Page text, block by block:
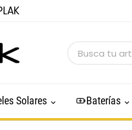
Solares Baterías